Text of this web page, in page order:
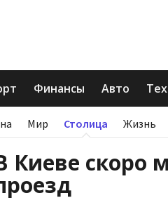
Финансы Авто
Мир Столица Жизнь
Киеве скоро